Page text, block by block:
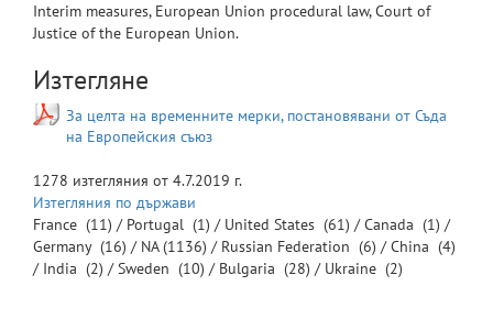
Interim measures, European Union procedural law, Court of
Justice of the European Union.
Изтегляне
За целта на временните мерки, постановявани от Съда
на Европейския съюз
1278 изтегляния от 4.7.2019 г.
Изтегляния по държави
France (11) / Portugal (1) / United States (61) /Canada (1) /
Germany (16) / NA(1136) / Russian Federation (6) /China (4)
/ India (2) /Sweden (10) / Bulgaria (28) / Ukraine (2)